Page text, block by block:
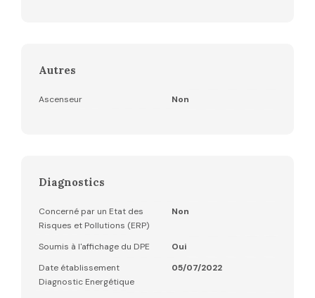
Autres
Ascenseur Non
Diagnostics
Concerné par un Etat des
Risques et Pollutions (ERP)
Non
Soumis à l'affichage du DPE
Oui
Date établissement
Diagnostic Energétique
05/07/2022